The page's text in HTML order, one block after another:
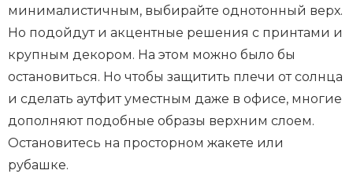
минималистичным, выбирайте однотонный верх.
Но подойдут и акцентные решения с принтами и
крупным декором. На этом можно было бы
остановиться. Но чтобы защитить плечи от солнца
и сделать аутфит уместным даже в офисе, многие
дополняют подобные образы верхним слоем.
Остановитесь на просторном жакете или
рубашке.